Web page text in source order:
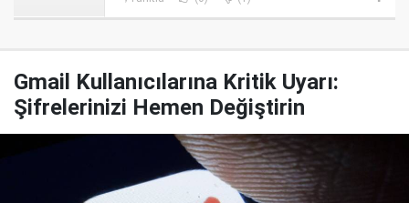
Gmail Kullanıcılarına Kritik Uyarı:
Şifrelerinizi Hemen Değiştirin